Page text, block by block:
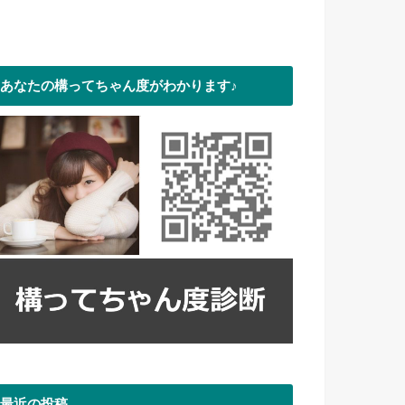
あなたの構ってちゃん度がわかります♪